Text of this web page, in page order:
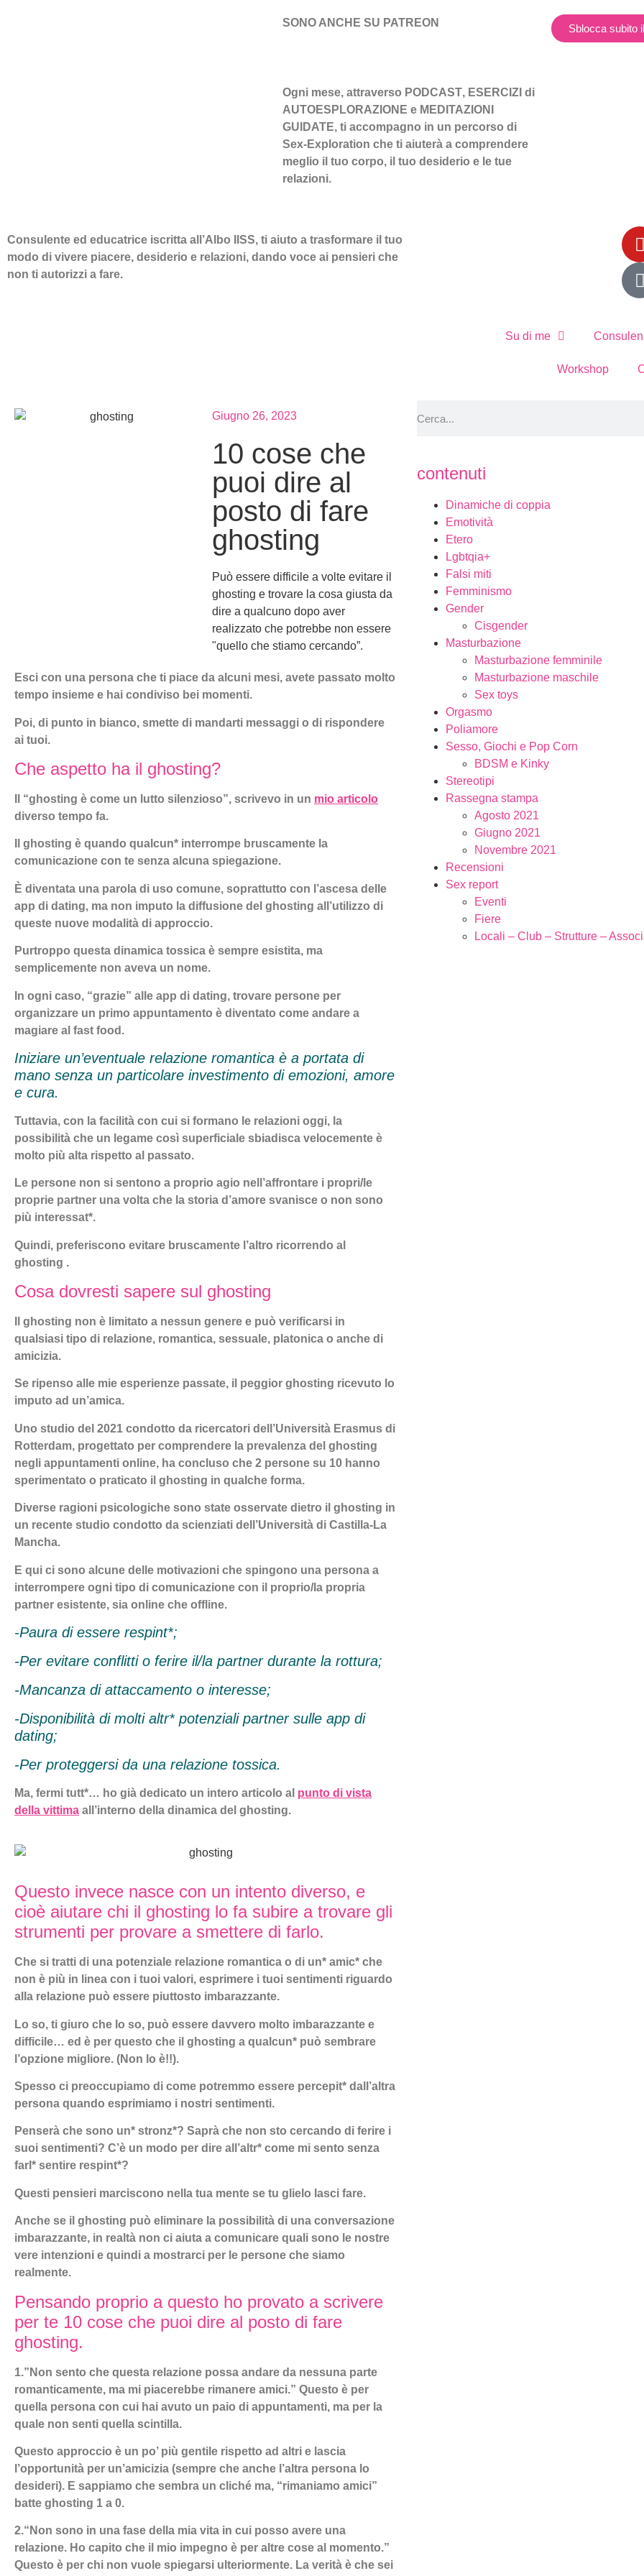
SONO ANCHE SU PATREON
Ogni mese, attraverso PODCAST, ESERCIZI di
AUTOESPLORAZIONE e MEDITAZIONI
GUIDATE, ti accompagno in un percorso di
Sex-Exploration che ti aiuterà a comprendere
meglio il tuo corpo, il tuo desiderio e le tue
relazioni.
Sblocca subito
Consulente ed educatrice iscritta all’Albo IISS, ti aiuto a trasformare il tuo
modo di vivere piacere, desiderio e relazioni, dando voce ai pensieri che
non ti autorizzi a fare.
Su di me
Workshop
Giugno 26, 2023
10 cose che
puoi dire al
posto di fare
ghosting
Può essere difficile a volte evitare il
ghosting e trovare la cosa giusta da
dire a qualcuno dopo aver
realizzato che potrebbe non essere
"quello che stiamo cercando”.
Esci con una persona che ti piace da alcuni mesi, avete passato molto
tempo insieme e hai condiviso bei momenti.
Poi, di punto in bianco, smette di mandarti messaggi o di rispondere
ai tuoi.
Che aspetto ha il ghosting?
Il “ghosting è come un lutto silenzioso”, scrivevo in un mio articolo
diverso tempo fa.
Il ghosting è quando qualcun* interrompe bruscamente la
comunicazione con te senza alcuna spiegazione.
È diventata una parola di uso comune, soprattutto con l’ascesa delle
app di dating, ma non imputo la diffusione del ghosting all’utilizzo di
queste nuove modalità di approccio.
Purtroppo questa dinamica tossica è sempre esistita, ma
semplicemente non aveva un nome.
In ogni caso, “grazie” alle app di dating, trovare persone per
organizzare un primo appuntamento è diventato come andare a
magiare al fast food.
Iniziare un’eventuale relazione romantica è a portata di
mano senza un particolare investimento di emozioni, amore
e cura.
Tuttavia, con la facilità con cui si formano le relazioni oggi, la
possibilità che un legame così superficiale sbiadisca velocemente è
molto più alta rispetto al passato.
Le persone non si sentono a proprio agio nell’affrontare i propri/le
proprie partner una volta che la storia d’amore svanisce o non sono
più interessat*.
Quindi, preferiscono evitare bruscamente l’altro ricorrendo al
ghosting .
Cosa dovresti sapere sul ghosting
Il ghosting non è limitato a nessun genere e può verificarsi in
qualsiasi tipo di relazione, romantica, sessuale, platonica o anche di
amicizia.
Se ripenso alle mie esperienze passate, il peggior ghosting ricevuto lo
imputo ad un’amica.
Uno studio del 2021 condotto da ricercatori dell’Università Erasmus di
Rotterdam, progettato per comprendere la prevalenza del ghosting
negli appuntamenti online, ha concluso che 2 persone su 10 hanno
sperimentato o praticato il ghosting in qualche forma.
Diverse ragioni psicologiche sono state osservate dietro il ghosting in
un recente studio condotto da scienziati dell’Università di Castilla-La
Mancha.
E qui ci sono alcune delle motivazioni che spingono una persona a
interrompere ogni tipo di comunicazione con il proprio/la propria
partner esistente, sia online che offline.
-Paura di essere respint*;
-Per evitare conflitti o ferire il/la partner durante la rottura;
-Mancanza di attaccamento o interesse;
-Disponibilità di molti altr* potenziali partner sulle app di
dating;
-Per proteggersi da una relazione tossica.
Ma, fermi tutt*… ho già dedicato un intero articolo al punto di vista
della vittima all’interno della dinamica del ghosting.
Questo invece nasce con un intento diverso, e
cioè aiutare chi il ghosting lo fa subire a trovare gli
strumenti per provare a smettere di farlo.
Che si tratti di una potenziale relazione romantica o di un* amic* che
non è più in linea con i tuoi valori, esprimere i tuoi sentimenti riguardo
alla relazione può essere piuttosto imbarazzante.
Lo so, ti giuro che lo so, può essere davvero molto imbarazzante e
difficile… ed è per questo che il ghosting a qualcun* può sembrare
l’opzione migliore. (Non lo è!!).
Spesso ci preoccupiamo di come potremmo essere percepit* dall’altra
persona quando esprimiamo i nostri sentimenti.
Penserà che sono un* stronz*? Saprà che non sto cercando di ferire i
suoi sentimenti? C’è un modo per dire all’altr* come mi sento senza
farl* sentire respint*?
Questi pensieri marciscono nella tua mente se tu glielo lasci fare.
Anche se il ghosting può eliminare la possibilità di una conversazione
imbarazzante, in realtà non ci aiuta a comunicare quali sono le nostre
vere intenzioni e quindi a mostrarci per le persone che siamo
realmente.
Pensando proprio a questo ho provato a scrivere
per te 10 cose che puoi dire al posto di fare
ghosting.
1.”Non sento che questa relazione possa andare da nessuna parte
romanticamente, ma mi piacerebbe rimanere amici.” Questo è per
quella persona con cui hai avuto un paio di appuntamenti, ma per la
quale non senti quella scintilla.
Questo approccio è un po’ più gentile rispetto ad altri e lascia
l’opportunità per un’amicizia (sempre che anche l’altra persona lo
desideri). E sappiamo che sembra un cliché ma, “rimaniamo amici”
batte ghosting 1 a 0.
2.“Non sono in una fase della mia vita in cui posso avere una
relazione. Ho capito che il mio impegno è per altre cose al momento.”
Questo è per chi non vuole spiegarsi ulteriormente. La verità è che sei
contenuti
Dinamiche di coppia
Emotività
Etero
Lgbtqia+
Falsi miti
Femminismo
Gender
Cisgender
Masturbazione
Masturbazione femminile
Masturbazione maschile
Sex toys
Orgasmo
Poliamore
Sesso, Giochi e Pop Corn
BDSM e Kinky
Stereotipi
Rassegna stampa
Agosto 2021
Giugno 2021
Novembre 2021
Recensioni
Sex report
Eventi
Fiere
Locali – Club – Strutture –